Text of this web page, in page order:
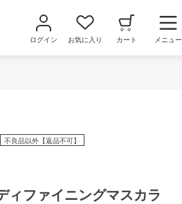
ログイン お気に入り カート メニュー
不良品以外【返品不可】
ィファイニングマスカラ